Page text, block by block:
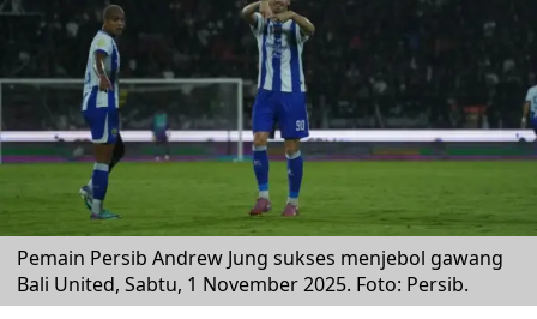
Pemain Persib Andrew Jung sukses menjebol gawang
Bali United, Sabtu, 1 November 2025. Foto: Persib.